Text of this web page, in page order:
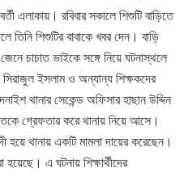
এলাকায়। রবিবার সকালে শিশুটি বাড়িতে
তিনি শিশুটির বাবাকে খবর দেন। বাড়ি
চাচাত ভাইকে সঙ্গে নিয়ে ঘটনাস্থলে
সিরাজুল ইসলাম ও অন্যান্য শিক্ষকদের
থানার সেকেন্ড অফিসার হাছান উদ্দিন
গ্রেফতার করে থানায় নিয়ে আসে।
হয়ে থানায় একটি মামলা দায়ের করেছেন।
এ ঘটনায় শিক্ষার্থীদের